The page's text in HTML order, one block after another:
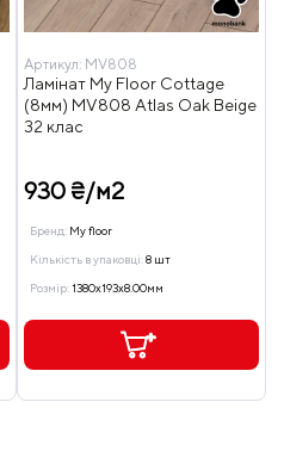
Артикул: MV808
Ламінат My Floor Cottage
(8мм) MV808 Atlas Oak Beige
32 клас
930 ₴/м2
Бренд: My floor
Кількість в упаковці:8 шт
Розмір:1380x193x8.00мм